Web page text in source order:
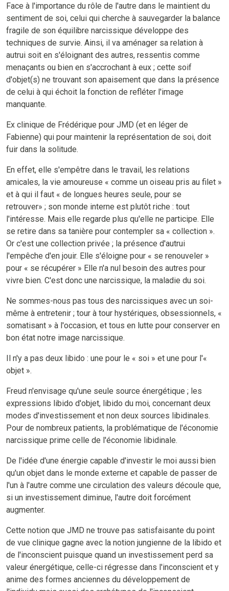
Face à l'importance du rôle de l'autre dans le maintient du
sentiment de soi, celui qui cherche à sauvegarder la balance
fragile de son équilibre narcissique développe des
techniques de survie. Ainsi, il va aménager sa relation à
autrui soit en s'éloignant des autres, ressentis comme
menaçants ou bien en s'accrochant à eux ; cette soif
d'objet(s) ne trouvant son apaisement que dans la présence
de celui à qui échoit la fonction de refléter l'image
manquante.
Ex clinique de Frédérique pour JMD (et en léger de
Fabienne) qui pour maintenir la représentation de soi, doit
fuir dans la solitude.
En effet, elle s'empêtre dans le travail, les relations
amicales, la vie amoureuse « comme un oiseau pris au filet »
et à qui il faut « de longues heures seule, pour se
retrouver» ; son monde interne est plutôt riche : tout
l'intéresse. Mais elle regarde plus qu'elle ne participe. Elle
se retire dans sa tanière pour contempler sa « collection ».
Or c'est une collection privée ; la présence d'autrui
l'empêche d'en jouir. Elle s'éloigne pour « se renouveler »
pour « se récupérer » Elle n'a nul besoin des autres pour
vivre bien. C'est donc une narcissique, la maladie du soi.
Ne sommes-nous pas tous des narcissiques avec un soi-
même à entretenir ; tour à tour hystériques, obsessionnels, «
somatisant » à l'occasion, et tous en lutte pour conserver en
bon état notre image narcissique.
Il n'y a pas deux libido : une pour le « soi » et une pour l'«
objet ».
Freud n'envisage qu'une seule source énergétique ; les
expressions libido d'objet, libido du moi, concernant deux
modes d'investissement et non deux sources libidinales.
Pour de nombreux patients, la problématique de l'économie
narcissique prime celle de l'économie libidinale.
De l'idée d'une énergie capable d'investir le moi aussi bien
qu'un objet dans le monde externe et capable de passer de
l'un à l'autre comme une circulation des valeurs découle que,
si un investissement diminue, l'autre doit forcément
augmenter.
Cette notion que JMD ne trouve pas satisfaisante du point
de vue clinique gagne avec la notion jungienne de la libido et
de l'inconscient puisque quand un investissement perd sa
valeur énergétique, celle-ci régresse dans l'inconscient et y
anime des formes anciennes du développement de